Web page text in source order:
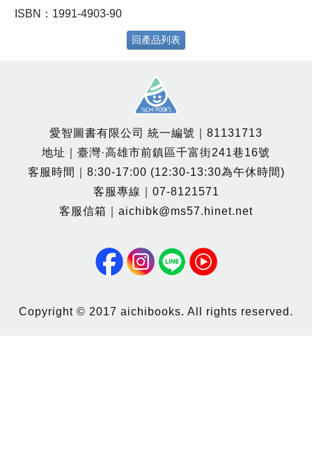
ISBN：1991-4903-90
回產品列表
愛智圖書有限公司 統一編號｜81131713
地址｜臺灣·高雄市前鎮區千富街241巷16號
客服時間｜8:30-17:00 (12:30-13:30為午休時間)
客服專線｜07-8121571
客服信箱｜aichibk@ms57.hinet.net
Copyright © 2017 aichibooks. All rights reserved.